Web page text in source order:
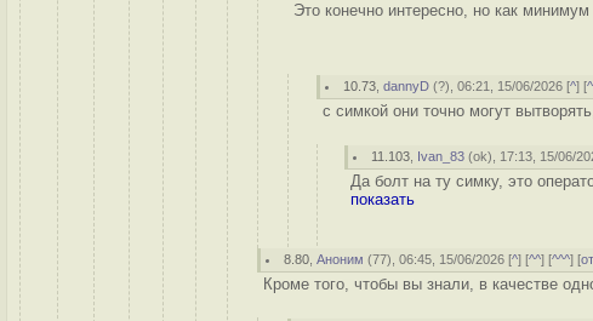
Это конечно интересно, но как
10.73 ,dannyD (?), 06:21, 15/06/2026 [^] [
с симкой они точно могут
11.103 Ivan_83 (ok), 17:13, 15/06/
Да болт на ту симку, это
показать
8.80 ,Аноним (77), 06:45, 15/06/2026 [^] [^^] [^^^] [
Кроме того, чтобы вы знали, в качестве